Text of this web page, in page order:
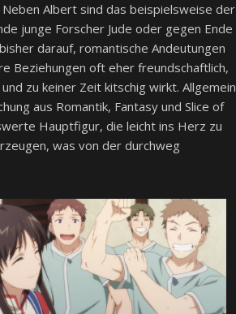
Albert sind das beispielsweise der
junge Forscher Jude oder gegen Ende
darauf, romantische Andeutungen
Beziehungen oft eher freundschaftlich,
zu keiner Zeit kitschig wirkt. Allgemein
aus Romantik, Fantasy und Slice of
Hauptfigur, die leicht ins Herz zu
was von der durchweg